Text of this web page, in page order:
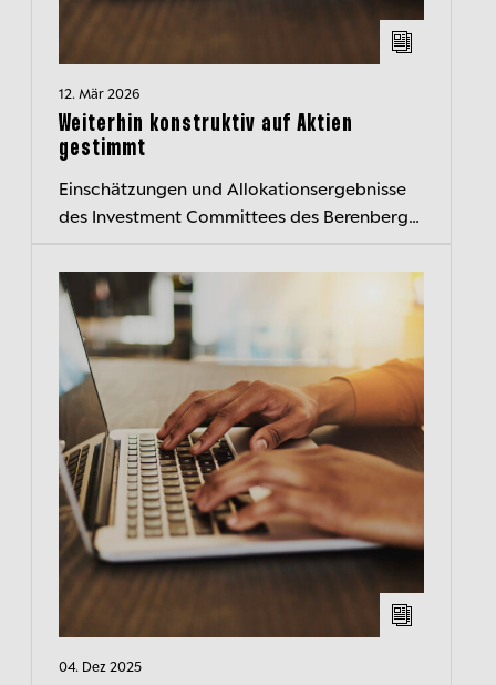
12. Mär 2026
Weiterhin konstruktiv auf Aktien
gestimmt
Einschätzungen und Allokationsergebnisse
des Investment Committees des Berenberg
zusammengefasst – der transparente
Einblick...
04. Dez 2025